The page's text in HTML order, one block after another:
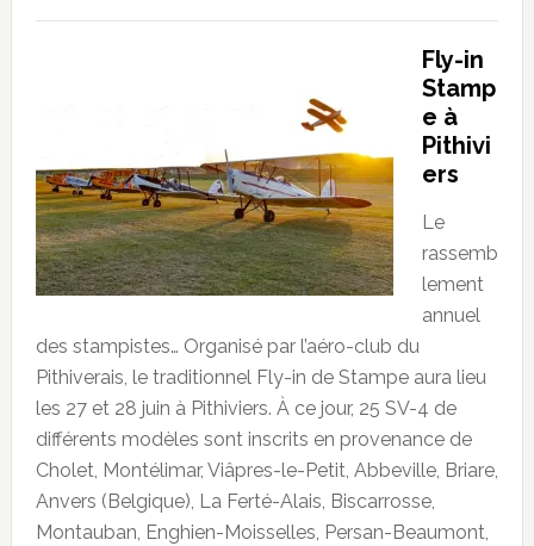
Fly-in
Stamp
e à
Pithivi
ers
Le
rassemb
lement
annuel
des stampistes… Organisé par l’aéro-club du
Pithiverais, le traditionnel Fly-in de Stampe aura lieu
les 27 et 28 juin à Pithiviers. À ce jour, 25 SV-4 de
différents modèles sont inscrits en provenance de
Cholet, Montélimar, Viâpres-le-Petit, Abbeville, Briare,
Anvers (Belgique), La Ferté-Alais, Biscarrosse,
Montauban, Enghien-Moisselles, Persan-Beaumont,